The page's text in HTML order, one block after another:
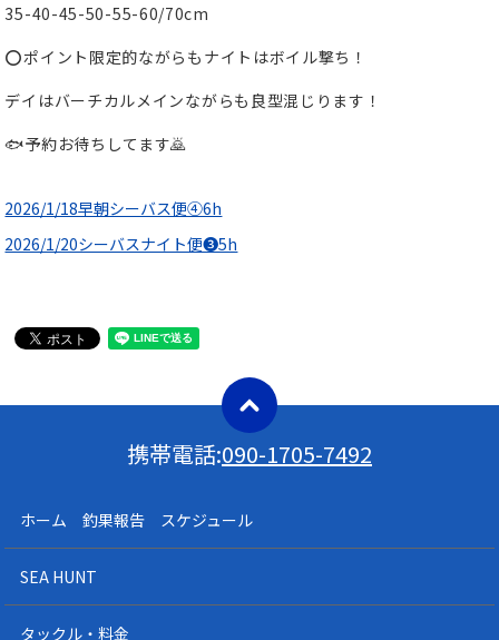
35-40-45-50-55-60/70cm
⭕️ポイント限定的ながらもナイトはボイル撃ち！
デイはバーチカルメインながらも良型混じります！
🐟予約お待ちしてます🙇
2026/1/18早朝シーバス便④6h
2026/1/20シーバスナイト便❸5h
携帯電話:090-1705-7492
ホーム 釣果報告 スケジュール
SEA HUNT
タックル・料金